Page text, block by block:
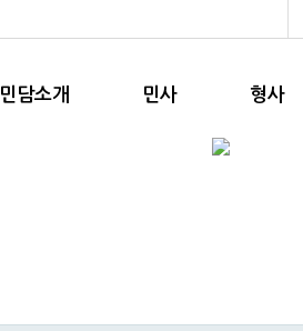
민담소개 민사 형사